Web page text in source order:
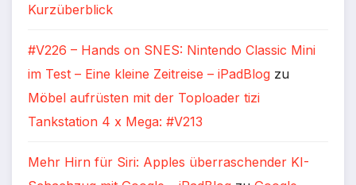
Kurzüberblick
#V226 – Hands on SNES: Nintendo Classic Mini
im Test – Eine kleine Zeitreise – iPadBlog zu
Möbel aufrüsten mit der Toploader tizi
Tankstation 4 x Mega: #V213
Mehr Hirn für Siri: Apples überraschender KI-